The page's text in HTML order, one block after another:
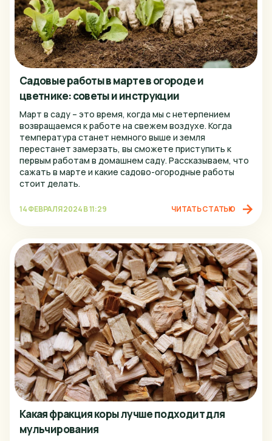
Садовые работы в марте в огороде и
цветнике: советы и инструкции
Март в саду – это время, когда мы с нетерпением
возвращаемся к работе на свежем воздухе. Когда
температура станет немного выше и земля
перестанет замерзать, вы сможете приступить к
первым работам в домашнем саду. Рассказываем, что
сажать в марте и какие садово-огородные работы
стоит делать.
14 ФЕВРАЛЯ 2024 В 11:29 ЧИТАТЬ СТАТЬЮ
Какая фракция коры лучше подходит для
мульчирования
Чебоксары
Челябинск
Череповец
Ярославль